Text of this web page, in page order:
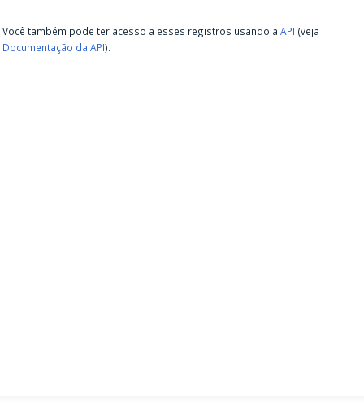
Você também pode ter acesso a esses registros usando a API (veja
Documentação da API).